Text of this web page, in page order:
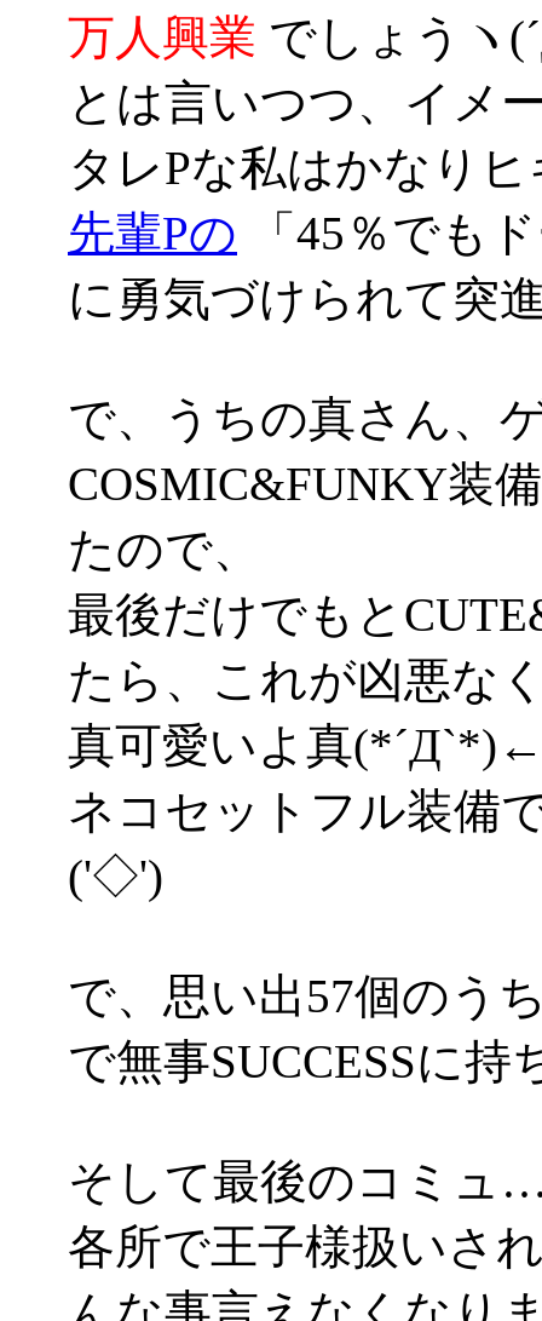
万人興業 でしょうヽ
とは言いつつ、イメ
タレPな私はかなり
先輩Pの 「45％でも
に勇気づけられて突
で、うちの真さん、
COSMIC&FUNKY装
たので、
最後だけでもと
たら、これが凶悪な
真可愛いよ真
ネコセットフル装備
('◇')ゞ
で、思い出57個のう
で無事SUCCESSに
そして最後のコミュ
各所で王子様扱いさ